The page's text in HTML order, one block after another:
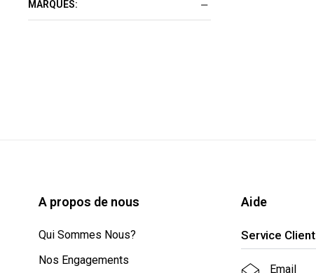
MARQUES:
A propos de nous
Qui Sommes Nous?
Nos Engagements
Aide
Service Client
Email